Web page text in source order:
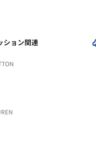
ション関連